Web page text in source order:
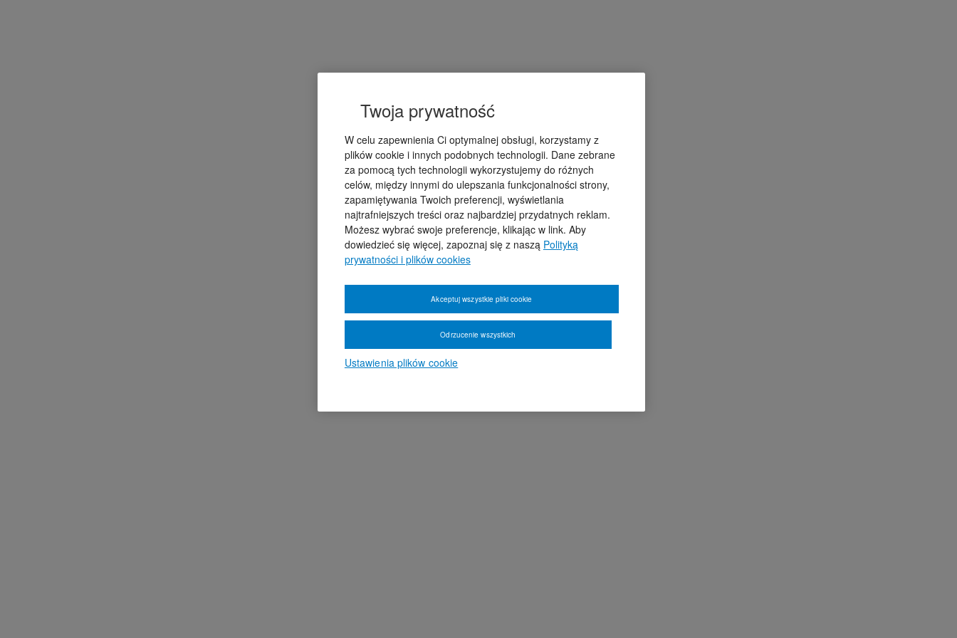
Twoja prywatność
W celu zapewnienia Ci optymalnej obsługi, korzystamy z
plików cookie i innych podobnych technologii. Dane zebrane
za pomocą tych technologii wykorzystujemy do różnych
celów, między innymi do ulepszania funkcjonalności strony,
zapamiętywania Twoich preferencji, wyświetlania
najtrafniejszych treści oraz najbardziej przydatnych reklam.
Możesz wybrać swoje preferencje, klikając w link. Aby
dowiedzieć się więcej, zapoznaj się z naszą Polityką
prywatności i plików cookies
Ustawienia plików cookie
Odrzucenie wszystkich
Akceptuj wszystkie pliki cookie